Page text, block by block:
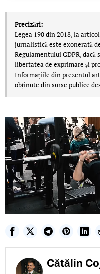
Precizări:
Legea 190 din 2018, la
jurnalistică este exonerată
Regulamentului GDPR,
libertatea de exprimare şi
Informațiile din prezentul
obținute din surse publice
Cătălin